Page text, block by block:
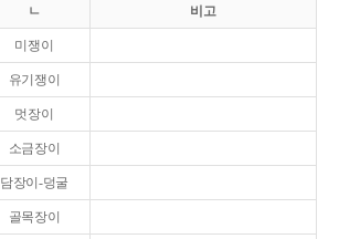
ㄴ 비고
미쟁이
유기쟁이
멋장이
소금장이
담장이-덩굴
골목장이